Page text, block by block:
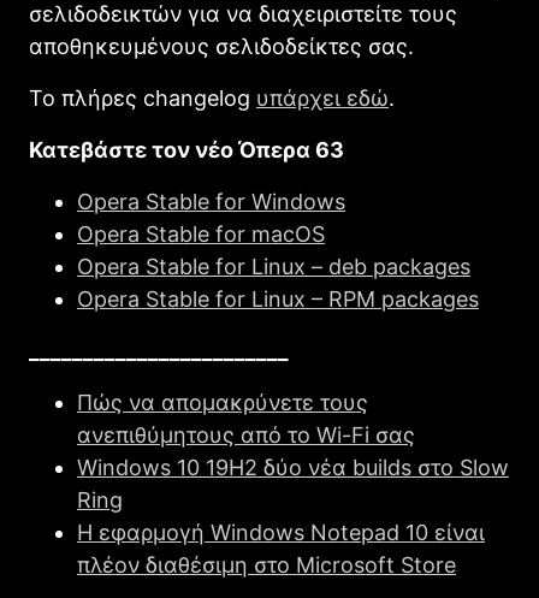
σελιδοδεικτών για να διαχειριστείτε τους
αποθηκευμένους σελιδοδείκτες σας.
Το πλήρες changelog υπάρχει εδώ.
Κατεβάστε τον νέο Όπερα 63
Opera Stable for Windows
Opera Stable for macOS
Opera Stable for Linux – deb packages
Opera Stable for Linux – RPM packages
Πώς να απομακρύνετε τους
ανεπιθύμητους από το Wi-Fi σας
Windows 10 19H2 δύο νέα builds στο Slow
Ring
Η εφαρμογή Windows Notepad 10 είναι
πλέον διαθέσιμη στο Microsoft Store